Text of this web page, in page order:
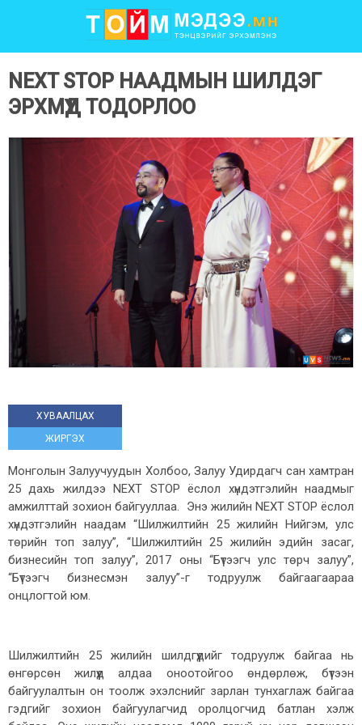
NEXT STOP НААДМЫН ШИЛДЭГ
ЭРХМҮҮД ТОДОРЛОО
ХУВААЛЦАХ
ЖИРГЭХ
Монголын Залуучуудын Холбоо, Залуу Удирдагч сан хамтран
25 дахь жилдээ NEXT STOP ёслол хүндэтгэлийн наадмыг
амжилттай зохион байгууллаа. Энэ жилийн NEXT STOP ёслол
хүндэтгэлийн наадам “Шилжилтийн 25 жилийн Нийгэм, улс
төрийн топ залуу”, “Шилжилтийн 25 жилийн эдийн засаг,
бизнесийн топ залуу”, 2017 оны “Бүтээгч улс төрч залуу”,
“Бүтээгч бизнесмэн залуу”-г тодруулж байгаагаараа
онцлогтой юм.
Шилжилтийн 25 жилийн шилдгүүдийг тодруулж байгаа нь
өнгөрсөн жилүүд алдаа оноотойгоо өндөрлөж, бүтээн
байгуулалтын он тоолж эхэлснийг зарлан тунхаглаж байгаа
гэдгийг зохион байгуулагчид оролцогчид батлан хэлж